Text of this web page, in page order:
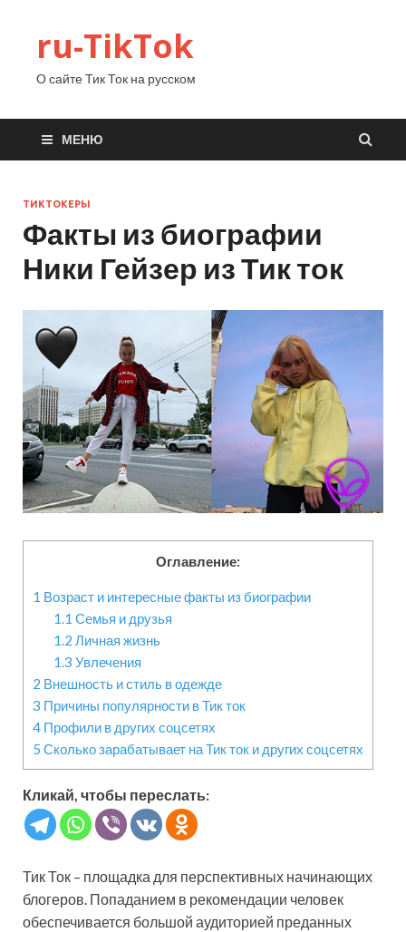
ru-TikTok
О сайте Тик Ток на русском
МЕНЮ
ТИКТОКЕРЫ
Факты из биографии
Ники Гейзер из Тик ток
Оглавление:
1 Возраст и интересные факты из биографии
1.1 Семья и друзья
1.2 Личная жизнь
1.3 Увлечения
2 Внешность и стиль в одежде
3 Причины популярности в Тик ток
4 Профили в других соцсетях
5 Сколько зарабатывает на Тик ток и других соцсетях
Кликай, чтобы переслать:
Тик Ток – площадка для перспективных начинающих
блогеров. Попаданием в рекомендации человек
обеспечивается большой аудиторией преданных